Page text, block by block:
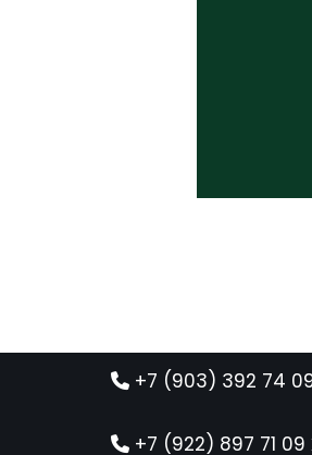
+7 (903) 392 74 09
+7 (922) 897 71 09